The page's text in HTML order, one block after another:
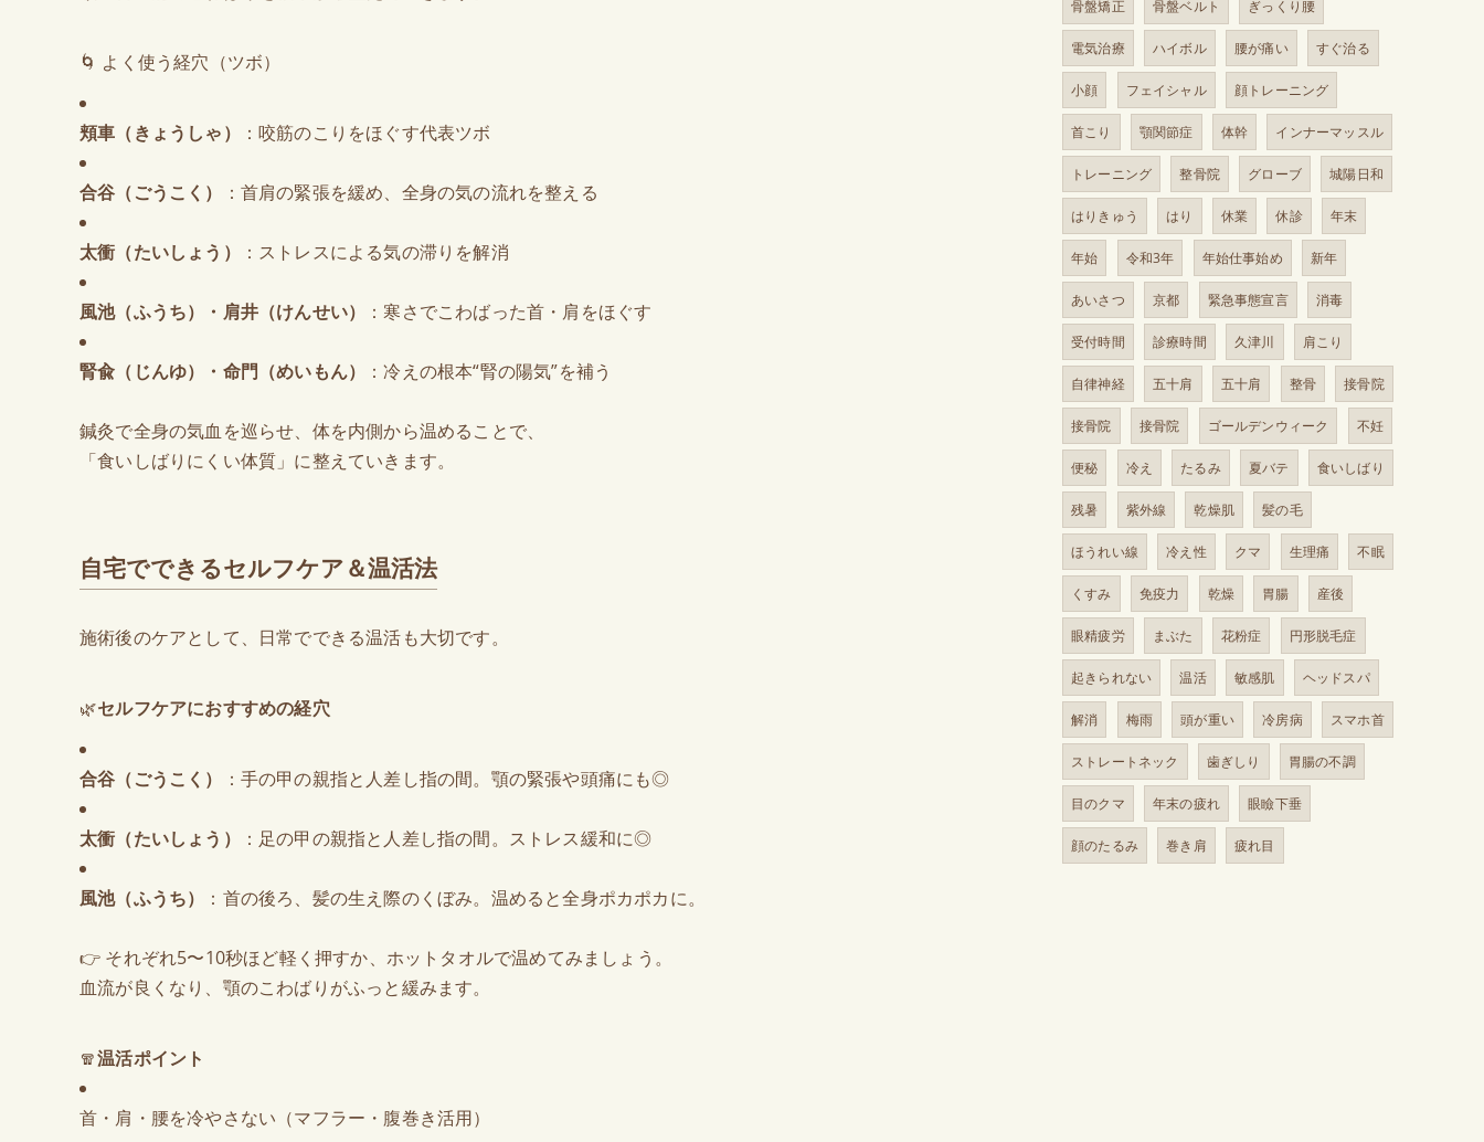
🌀 よく使う経穴（ツボ）
頬車（きょうしゃ） ：咬筋のこりをほぐす代表ツボ
合谷（ごうこく） ：首肩の緊張を緩め、全身の気の流れを整える
太衝（たいしょう） ：ストレスによる気の滞りを解消
風池（ふうち）・肩井（けんせい） ：寒さでこわばった首・肩をほぐす
腎兪（じんゆ）・命門（めいもん） ：冷えの根本“腎の陽気”を補う
鍼灸で全身の気血を巡らせ、体を内側から温めることで、
「食いしばりにくい体質」に整えていきます。
自宅でできるセルフケア＆温活法
施術後のケアとして、日常でできる温活も大切です。
🌿セルフケアにおすすめの経穴
合谷（ごうこく） ：手の甲の親指と人差し指の間。顎の緊張や頭痛にも◎
太衝（たいしょう） ：足の甲の親指と人差し指の間。ストレス緩和に◎
風池（ふうち） ：首の後ろ、髪の生え際のくぼみ。温めると全身ポカポカに。
👉 それぞれ5〜10秒ほど軽く押すか、ホットタオルで温めてみましょう。
血流が良くなり、顎のこわばりがふっと緩みます。
🧣温活ポイント
首・肩・腰を冷やさない（マフラー・腹巻き活用）
骨盤矯正 骨盤ベルト ぎっくり腰
電気治療 ハイボル 腰が痛い すぐ治る
小顔 フェイシャル 顔トレーニング
首こり 顎関節症 体幹 インナーマッスル
トレーニング 整骨院 グローブ 城陽日和
はりきゅう はり 休業 休診 年末
年始 令和3年 年始仕事始め 新年
あいさつ 京都 緊急事態宣言 消毒
受付時間 診療時間 久津川 肩こり
自律神経 五十肩 五十肩 整骨 接骨院
接骨院 接骨院 ゴールデンウィーク 不妊
便秘 冷え たるみ 夏バテ 食いしばり
残暑 紫外線 乾燥肌 髪の毛
ほうれい線 冷え性 クマ 生理痛 不眠
くすみ 免疫力 乾燥 胃腸 産後
眼精疲労 まぶた 花粉症 円形脱毛症
起きられない 温活 敏感肌 ヘッドスパ
解消 梅雨 頭が重い 冷房病 スマホ首
ストレートネック 歯ぎしり 胃腸の不調
目のクマ 年末の疲れ 眼瞼下垂
顔のたるみ 巻き肩 疲れ目